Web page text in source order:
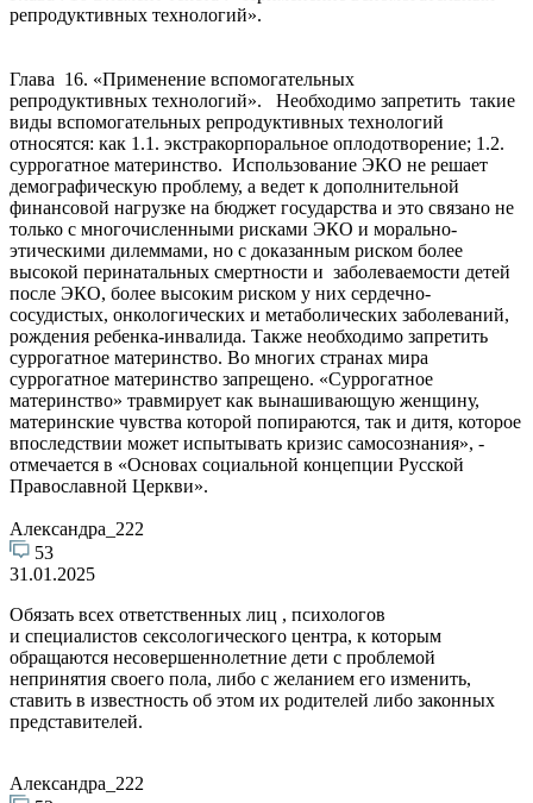
репродуктивных технологий».
Глава 16. «Применение вспомогательных
репродуктивных технологий». Необходимо запретить такие
виды вспомогательных репродуктивных технологий
относятся: как 1.1. экстракорпоральное оплодотворение; 1.2.
суррогатное материнство. Использование ЭКО не решает
демографическую проблему, а ведет к дополнительной
финансовой нагрузке на бюджет государства и это связано не
только с многочисленными рисками ЭКО и морально-
этическими дилеммами, но с доказанным риском более
высокой перинатальных смертности и заболеваемости детей
после ЭКО, более высоким риском у них сердечно-
сосудистых, онкологических и метаболических заболеваний,
рождения ребенка-инвалида. Также необходимо запретить
суррогатное материнство. Во многих странах мира
суррогатное материнство запрещено. «Суррогатное
материнство» травмирует как вынашивающую женщину,
материнские чувства которой попираются, так и дитя, которое
впоследствии может испытывать кризис самосознания», -
отмечается в «Основах социальной концепции Русской
Православной Церкви».
Александра_222
53
31.01.2025
Обязать всех ответственных лиц , психологов
и специалистов сексологического центра, к которым
обращаются несовершеннолетние дети с проблемой
непринятия своего пола, либо с желанием его изменить,
ставить в известность об этом их родителей либо законных
представителей.
Александра_222